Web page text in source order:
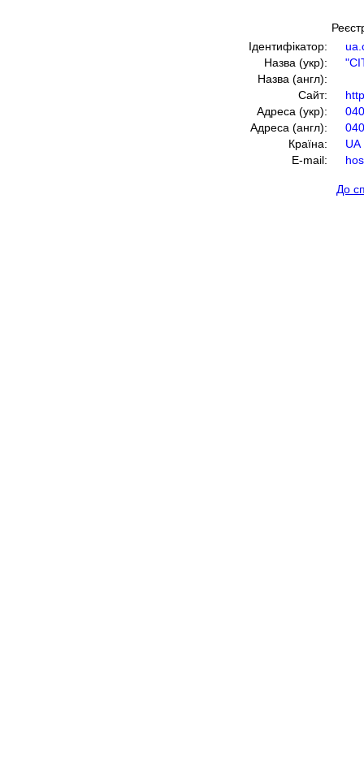
Ідентифікатор:
Назва (укр):
Назва (англ):
Сайт:
Адреса (укр):
Адреса (англ):
Країна:
UA
E-mail:
До